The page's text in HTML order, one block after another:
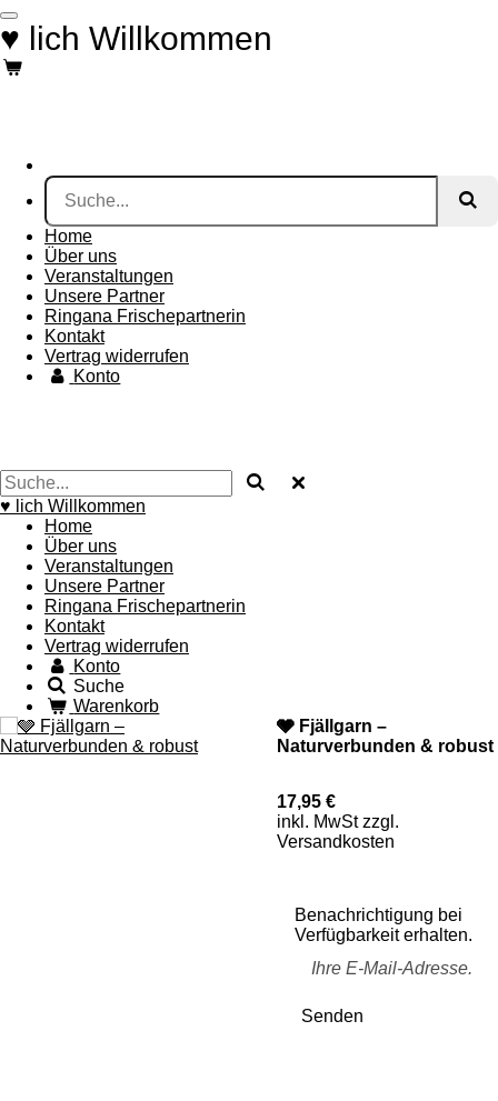
Zum
Hauptinhalt
springen
♥ lich Willkommen
Home
Über uns
Veranstaltungen
Unsere Partner
Ringana Frischepartnerin
Kontakt
Vertrag widerrufen
Konto
♥ lich Willkommen
Home
Über uns
Veranstaltungen
Unsere Partner
Ringana Frischepartnerin
Kontakt
Vertrag widerrufen
Konto
Suche
Warenkorb
🩶 Fjällgarn –
Naturverbunden & robust
17,95 €
inkl. MwSt zzgl.
Versandkosten
Benachrichtigung bei
Verfügbarkeit erhalten.
Senden